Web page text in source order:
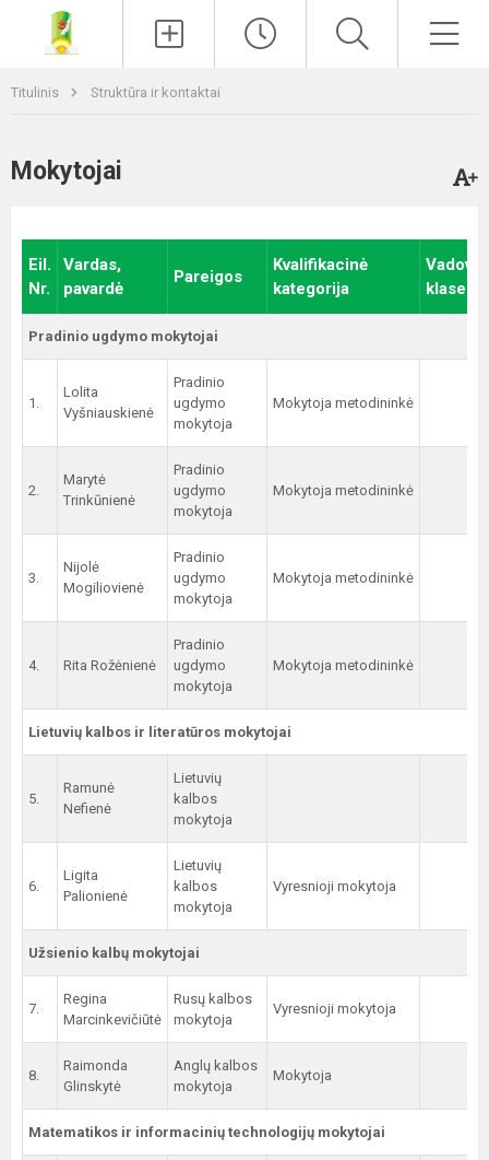
Titulinis Struktūra ir kontaktai
Mokytojai
Eil.
Nr.
Vardas,
pavardė
Pareigos
Kvalifikacinė
kategorija
klasei
Pradinio ugdymo mokytojai
1.
Lolita
Vyšniauskienė
Pradinio
ugdymo
mokytoja
Mokytoja metodininkė
2.
Marytė
Trinkūnienė
Pradinio
ugdymo
mokytoja
Mokytoja metodininkė
3.
Nijolė
Mogiliovienė
Pradinio
ugdymo
mokytoja
Mokytoja metodininkė
4. Rita Rožėnienė
Pradinio
ugdymo
mokytoja
Mokytoja metodininkė
Lietuvių kalbos ir literatūros mokytojai
5.
Ramunė
Nefienė
Lietuvių
kalbos
mokytoja
6.
Ligita
Palionienė
Lietuvių
kalbos
mokytoja
Vyresnioji mokytoja
Užsienio kalbų mokytojai
7.
Regina
Marcinkevičiūtė
Rusų kalbos
mokytoja
Vyresnioji mokytoja
8.
Raimonda
Glinskytė
Anglų kalbos
mokytoja
Mokytoja
Matematikos ir informacinių technologijų mokytojai